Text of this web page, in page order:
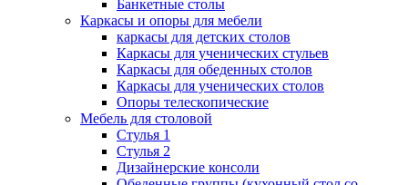
Банкетные столы
Каркасы и опоры для мебели
каркасы для детских столов
Каркасы для ученических стульев
Каркасы для обеденных столов
Каркасы для ученических столов
Опоры телескопические
Мебель для столовой
Стулья 1
Стулья 2
Дизайнерские консоли